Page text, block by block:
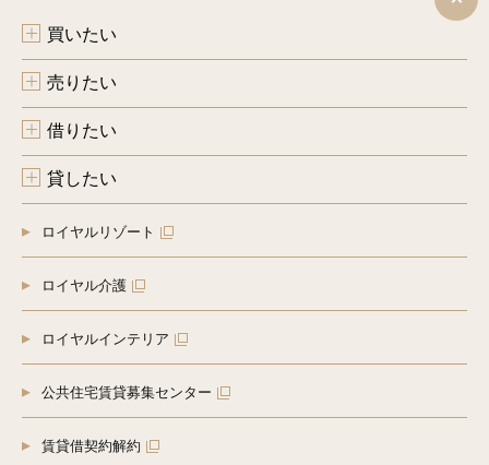
買いたい
売りたい
借りたい
貸したい
ロイヤルリゾート
ロイヤル介護
ロイヤルインテリア
公共住宅賃貸募集センター
賃貸借契約解約